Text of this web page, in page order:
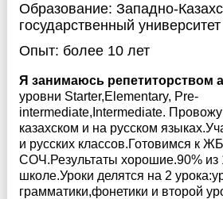
Образование: Западно-
государственный
Опыт: более 10 лет
Я занимаюсь репетиторством
уровни Starter,Elementary, Pre-
intermediate,Intermediate. Провожу
казахском и на русском
и русских классов.Готовимся к
СОЧ.Результаты хорошие.90% из
школе.Уроки делятся на 2
грамматики,фонетики и второй